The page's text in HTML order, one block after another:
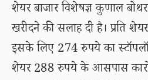
शेयर बाजार विशेषज्ञ कुणाल
खरीदने की सलाह दी है। प्रति
इसके लिए 274 रुपये का
शेयर 288 रुपये के आसपास